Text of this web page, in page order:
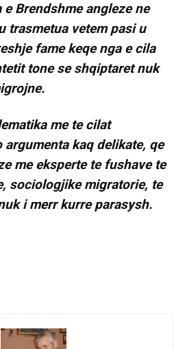
Brendshme angleze ne
trasmetua vetem pasi u
fame keqe nga e cila
tone se shqiptaret nuk
me te cilat
argumenta kaq delikate, qe
me eksperte te fushave te
sociologjike migratorie, te
i merr kurre parasysh.